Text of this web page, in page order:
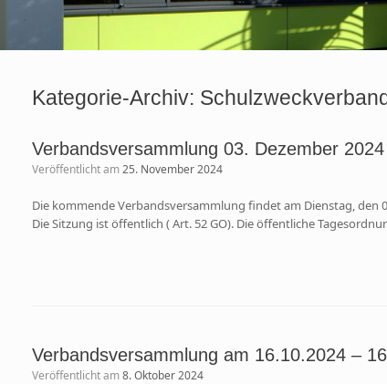
Kategorie-Archiv:
Verbandsversammlung 03. Dezember
Veröffentlicht am25. November 2024
Die kommende Verbandsversammlung findet am Dienstag, den
Die Sitzung ist öffentlich ( Art. 52 GO). Die öffentliche
Verbandsversammlung am 16.10.2024 –
Veröffentlicht am8. Oktober 2024